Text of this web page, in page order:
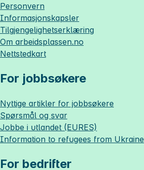
Personvern
Informasjonskapsler
Tilgjengelighetserklæring
Om arbeidsplassen.no
Nettstedkart
For jobbsøkere
Nyttige artikler for jobbsøkere
Spørsmål og svar
Jobbe i utlandet (EURES)
Information to refugees from Ukraine
For bedrifter